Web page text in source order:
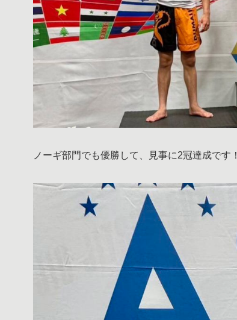
ノーギ部門でも優勝して、見事に2冠達成です！